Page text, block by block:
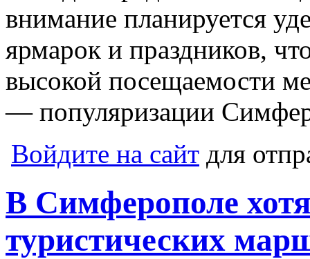
внимание планируется
ярмарок и праздников,
высокой посещаемости
— популяризации
Войдите на сайт для
В Симферополе
туристических